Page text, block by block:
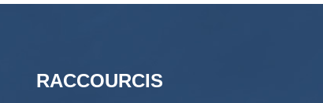
RACCOURCIS